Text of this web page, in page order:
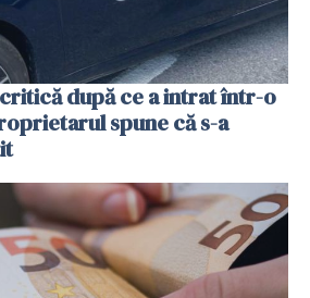
după ce a intrat într-o
spune că s-a